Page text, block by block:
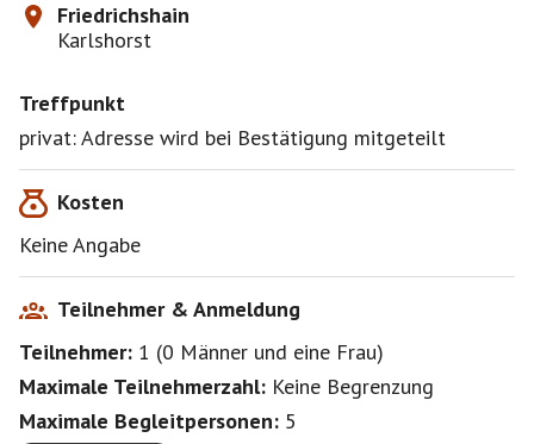
Friedrichshain
Karlshorst
Treffpunkt
privat: Adresse wird bei Bestätigung mitgeteilt
Kosten
Keine Angabe
Teilnehmer & Anmeldung
Teilnehmer: 1 (0 Männer und eine Frau)
Maximale Teilnehmerzahl: Keine Begrenzung
Maximale Begleitpersonen: 5